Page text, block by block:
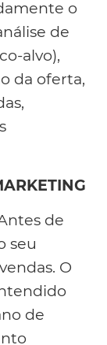
o
de
alvo),
da oferta,
de
seu
O
de